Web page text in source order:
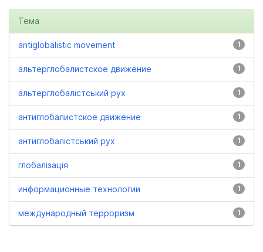
Тема
1
antiglobalistic movement
1
альтерглобалистское движение
1
альтерглобалістський рух
1
антиглобалистское движение
1
антиглобалістський рух
1
глобалізація
1
информационные технологии
1
международный терроризм